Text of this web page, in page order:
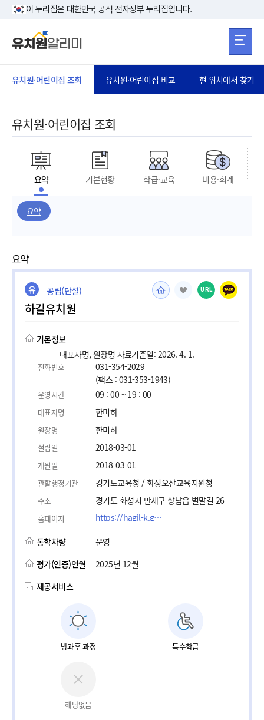
본문 바로가기
이 누리집은 대한민국 공식 전자정부 누리집입니다.
유치원·어린이집 조회 유치원·어린이집 비교 현 위치에서 찾기
유치원·어린이집 조회
요약 기본현황 학급·교육 비용·회계
요약
요약
유 공립(단설)
하길유치원
URL
기본정보
대표자명, 원장명 자료기준일: 2026. 4. 1.
전화번호
031-354-2029
(팩스 : 031-353-1943)
운영시간 09 : 00 ~ 19 : 00
대표자명 한미하
원장명 한미하
설립일 2018-03-01
개원일 2018-03-01
관할행정기관 경기도교육청 / 화성오산교육지원청
주소 경기도 화성시 만세구 향남읍 벌말길 26
홈페이지 https://hagil-k.goehs.kr
통학차량
운영
평가(인증)연월
2025년 12월
제공서비스
방과후 과정 특수학급
해당없음